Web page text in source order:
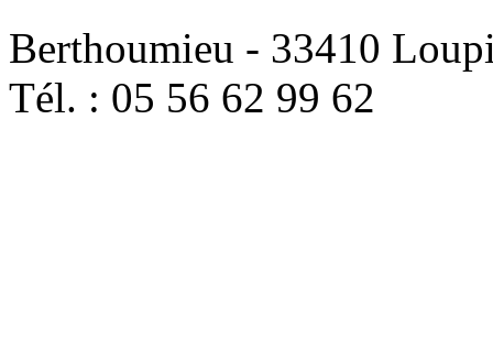
Berthoumieu - 33410
Tél. : 05 56 62 99 62